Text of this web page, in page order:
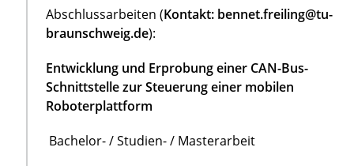
Abschlussarbeiten (Kontakt: bennet.freiling@tu-
braunschweig.de):
Entwicklung und Erprobung einer CAN-Bus-
Schnittstelle zur Steuerung einer mobilen
Roboterplattform
Bachelor- / Studien- / Masterarbeit